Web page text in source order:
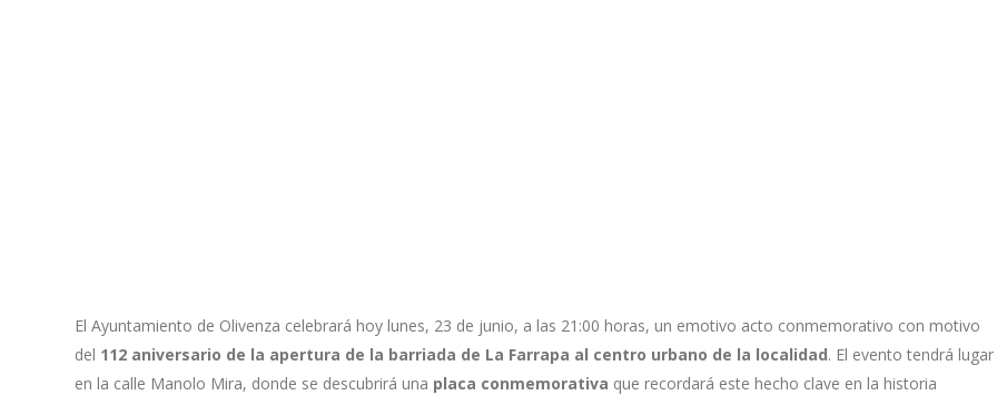
El Ayuntamiento de Olivenza celebrará hoy lunes, 23 de junio, a las 21:00 horas, un emotivo acto conmemorativo con motivo
del 112 aniversario de la apertura de la barriada de La Farrapa al centro urbano de la localidad. El evento tendrá lugar
en la calle Manolo Mira, donde se descubrirá una placa conmemorativa que recordará este hecho clave en la historia